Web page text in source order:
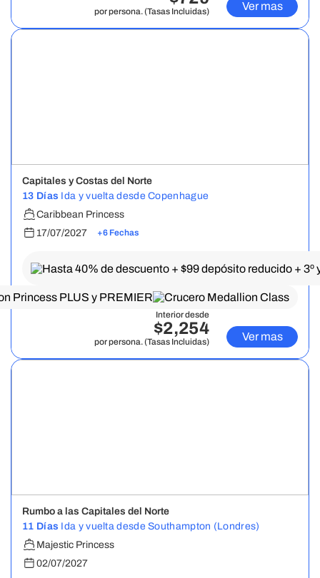
por persona. (Tasas Incluidas) Ver mas
Capitales y Costas del Norte
13 Días Ida y vuelta desde Copenhague
Caribbean Princess
17/07/2027
+6 Fechas
Interior desde
$2,254
por persona. (Tasas Incluidas) Ver mas
Rumbo a las Capitales del Norte
11 Días Ida y vuelta desde Southampton (Londres)
Majestic Princess
02/07/2027